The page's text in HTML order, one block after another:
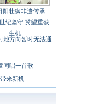
阳壮狮非遗传承
纪坚守 冀望重获
生机
池方向暂时无法通
同唱一首歌
来新机